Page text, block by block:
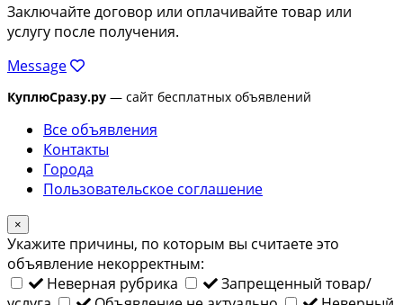
Заключайте договор или оплачивайте товар или
услугу после получения.
Message
КуплюСразу.ру — сайт бесплатных объявлений
Все объявления
Контакты
Города
Пользовательское соглашение
×
Укажите причины, по которым вы считаете это
объявление некорректным:
Неверная рубрика
Запрещенный товар/